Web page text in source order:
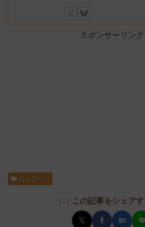
スポンサーリンク
にじさんじ
↓↓↓ この記事をシェアす